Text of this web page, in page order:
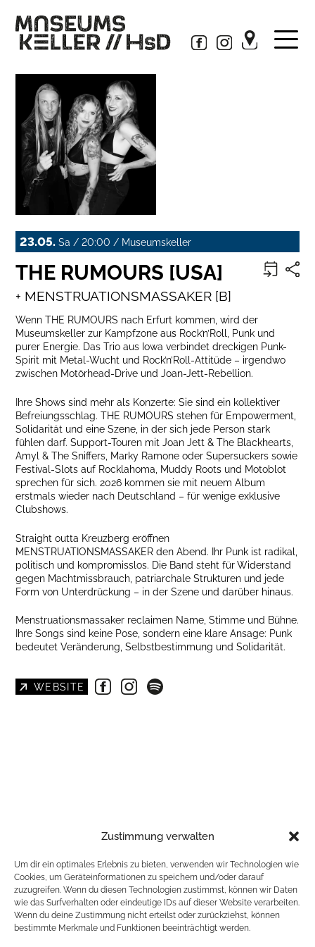
Zustimmung verwalten
Um dir ein optimales Erlebnis zu bieten, verwenden wir Technologien wie
Cookies, um Geräteinformationen zu speichern und/oder darauf
zuzugreifen. Wenn du diesen Technologien zustimmst, können wir Daten
wie das Surfverhalten oder eindeutige IDs auf dieser Website verarbeiten.
Wenn du deine Zustimmung nicht erteilst oder zurückziehst, können
bestimmte Merkmale und Funktionen beeinträchtigt werden.
23.05. Sa / 20:00 / Museumskeller
THE RUMOURS [USA]
+ MENSTRUATIONSMASSAKER [B]
Wenn THE RUMOURS nach Erfurt kommen, wird der
Museumskeller zur Kampfzone aus Rock’n’Roll, Punk und
purer Energie. Das Trio aus Iowa verbindet dreckigen Punk-
Spirit mit Metal-Wucht und Rock’n’Roll-Attitüde – irgendwo
zwischen Motörhead-Drive und Joan-Jett-Rebellion.
Ihre Shows sind mehr als Konzerte: Sie sind ein kollektiver
Befreiungsschlag. THE RUMOURS stehen für Empowerment,
Solidarität und eine Szene, in der sich jede Person stark
fühlen darf. Support-Touren mit Joan Jett & The Blackhearts,
Amyl & The Sniffers, Marky Ramone oder Supersuckers sowie
Festival-Slots auf Rocklahoma, Muddy Roots und Motoblot
sprechen für sich. 2026 kommen sie mit neuem Album
erstmals wieder nach Deutschland – für wenige exklusive
Clubshows.
Straight outta Kreuzberg eröffnen
MENSTRUATIONSMASSAKER den Abend. Ihr Punk ist radikal,
politisch und kompromisslos. Die Band steht für Widerstand
gegen Machtmissbrauch, patriarchale Strukturen und jede
Form von Unterdrückung – in der Szene und darüber hinaus.
Menstruationsmassaker reclaimen Name, Stimme und Bühne.
Ihre Songs sind keine Pose, sondern eine klare Ansage: Punk
bedeutet Veränderung, Selbstbestimmung und Solidarität.
WEBSITE
https://www.youtube.com/TheRumours69
ALTERNATIVER TICKETSHOP